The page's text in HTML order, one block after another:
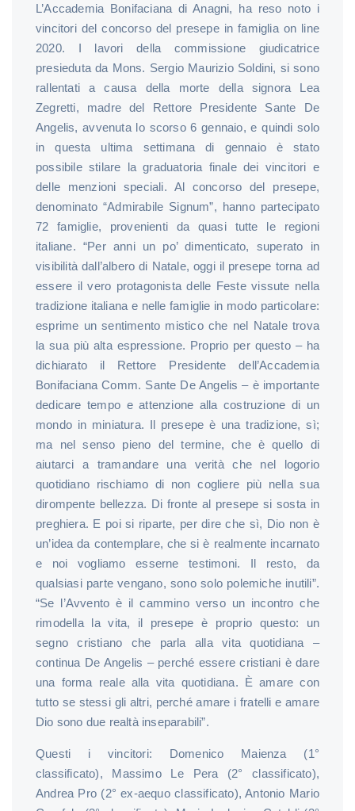
L’Accademia Bonifaciana di Anagni, ha reso noto i
vincitori del concorso del presepe in famiglia on line
2020. I lavori della commissione giudicatrice
presieduta da Mons. Sergio Maurizio Soldini, si sono
rallentati a causa della morte della signora Lea
Zegretti, madre del Rettore Presidente Sante De
Angelis, avvenuta lo scorso 6 gennaio, e quindi solo
in questa ultima settimana di gennaio è stato
possibile stilare la graduatoria finale dei vincitori e
delle menzioni speciali. Al concorso del presepe,
denominato “Admirabile Signum”, hanno partecipato
72 famiglie, provenienti da quasi tutte le regioni
italiane. “Per anni un po’ dimenticato, superato in
visibilità dall’albero di Natale, oggi il presepe torna ad
essere il vero protagonista delle Feste vissute nella
tradizione italiana e nelle famiglie in modo particolare:
esprime un sentimento mistico che nel Natale trova
la sua più alta espressione. Proprio per questo – ha
dichiarato il Rettore Presidente dell’Accademia
Bonifaciana Comm. Sante De Angelis – è importante
dedicare tempo e attenzione alla costruzione di un
mondo in miniatura. Il presepe è una tradizione, sì;
ma nel senso pieno del termine, che è quello di
aiutarci a tramandare una verità che nel logorio
quotidiano rischiamo di non cogliere più nella sua
dirompente bellezza. Di fronte al presepe si sosta in
preghiera. E poi si riparte, per dire che sì, Dio non è
un’idea da contemplare, che si è realmente incarnato
e noi vogliamo esserne testimoni. Il resto, da
qualsiasi parte vengano, sono solo polemiche inutili”.
“Se l’Avvento è il cammino verso un incontro che
rimodella la vita, il presepe è proprio questo: un
segno cristiano che parla alla vita quotidiana –
continua De Angelis – perché essere cristiani è dare
una forma reale alla vita quotidiana. È amare con
tutto se stessi gli altri, perché amare i fratelli e amare
Dio sono due realtà inseparabili”.
Questi i vincitori: Domenico Maienza (1°
classificato), Massimo Le Pera (2° classificato),
Andrea Pro (2° ex-aequo classificato), Antonio Mario